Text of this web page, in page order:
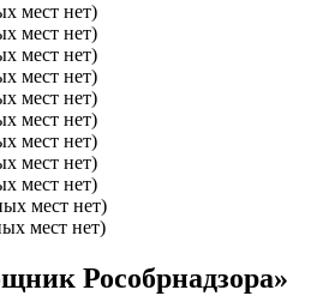
мест нет)
мест нет)
мест нет)
мест нет)
мест нет)
мест нет)
мест нет)
мест нет)
мест нет)
мест нет)
мест нет)
Рособрнадзора»